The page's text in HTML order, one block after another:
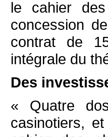
le cahier
concession
contrat de
intégrale du
Des
« Quatre
casinotiers,